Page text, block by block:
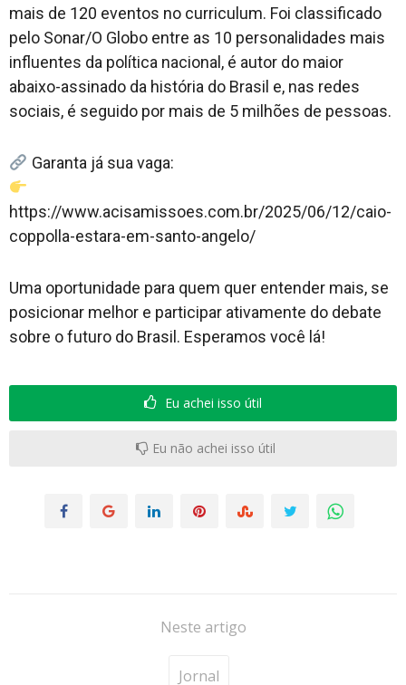
mais de 120 eventos no curriculum. Foi classificado
pelo Sonar/O Globo entre as 10 personalidades mais
influentes da política nacional, é autor do maior
abaixo-assinado da história do Brasil e, nas redes
sociais, é seguido por mais de 5 milhões de pessoas.
Garanta já sua vaga:
https://www.acisamissoes.com.br/2025/06/12/caio-
coppolla-estara-em-santo-angelo/
Uma oportunidade para quem quer entender mais, se
posicionar melhor e participar ativamente do debate
sobre o futuro do Brasil. Esperamos você lá!
Eu achei isso útil
Eu não achei isso útil
Neste artigo
Jornal